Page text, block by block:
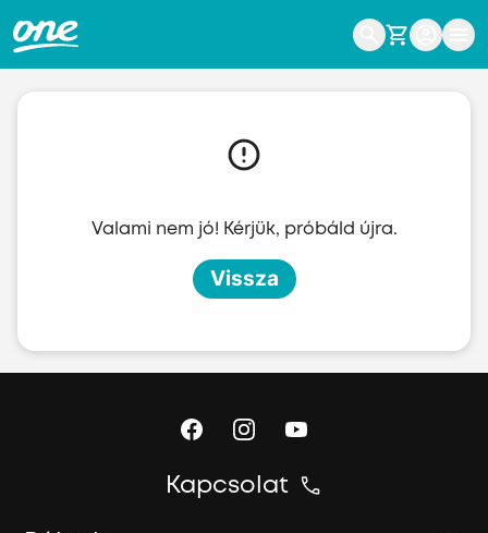
Valami nem jó! Kérjük, próbáld újra.
Vissza
Kapcsolat